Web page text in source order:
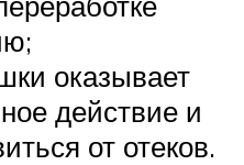
оказывает
действие и
от отеков.